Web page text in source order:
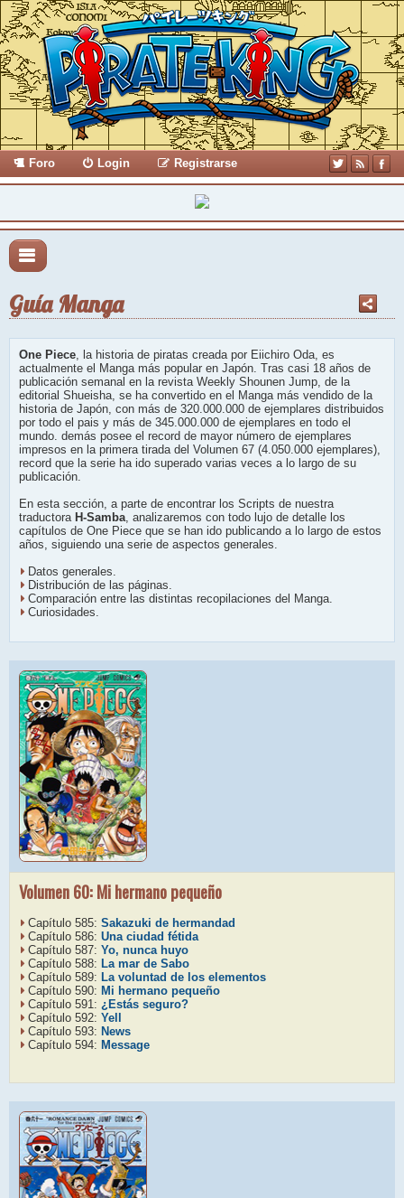
Foro Login Registrarse
Guía Manga
One Piece, la historia de piratas creada por Eiichiro Oda, es
actualmente el Manga más popular en Japón. Tras casi 18 años de
publicación semanal en la revista Weekly Shounen Jump, de la
editorial Shueisha, se ha convertido en el Manga más vendido de la
historia de Japón, con más de 320.000.000 de ejemplares distribuidos
por todo el pais y más de 345.000.000 de ejemplares en todo el
mundo. demás posee el record de mayor número de ejemplares
impresos en la primera tirada del Volumen 67 (4.050.000 ejemplares),
record que la serie ha ido superado varias veces a lo largo de su
publicación.
En esta sección, a parte de encontrar los Scripts de nuestra
traductora H-Samba, analizaremos con todo lujo de detalle los
capítulos de One Piece que se han ido publicando a lo largo de estos
años, siguiendo una serie de aspectos generales.
Datos generales.
Distribución de las páginas.
Comparación entre las distintas recopilaciones del Manga.
Curiosidades.
Volumen 60: Mi hermano pequeño
Capítulo 585: Sakazuki de hermandad
Capítulo 586: Una ciudad fétida
Capítulo 587: Yo, nunca huyo
Capítulo 588: La mar de Sabo
Capítulo 589: La voluntad de los elementos
Capítulo 590: Mi hermano pequeño
Capítulo 591: ¿Estás seguro?
Capítulo 592: Yell
Capítulo 593: News
Capítulo 594: Message